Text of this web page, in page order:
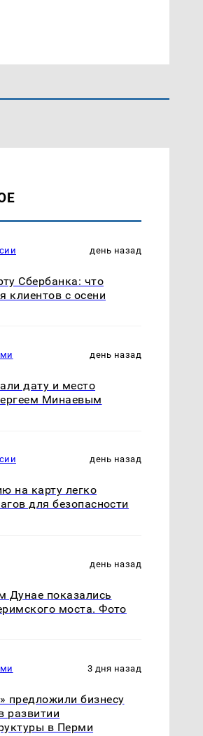
день назад
Сбербанка: что
клиентов с осени
день назад
дату и место
Минаевым
день назад
на карту легко
для безопасности
день назад
Дунае показались
моста. Фото
3 дня назад
предложили бизнесу
развитии
в Перми